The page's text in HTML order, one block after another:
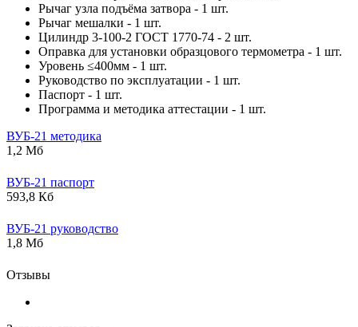
Рычаг узла подъёма затвора - 1 шт.
Рычаг мешалки - 1 шт.
Цилиндр 3-100-2 ГОСТ 1770-74 - 2 шт.
Оправка для установки образцового термометра - 1 шт.
Уровень ≤400мм - 1 шт.
Руководство по эксплуатации - 1 шт.
Паспорт - 1 шт.
Программа и методика аттестации - 1 шт.
ВУБ-21 методика
1,2 Мб
ВУБ-21 паспорт
593,8 Кб
ВУБ-21 руководство
1,8 Мб
Отзывы